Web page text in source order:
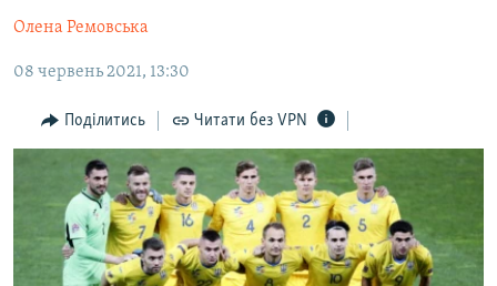
основної
Перейти
пошуку
БЛОГИ
ПОГЛЯД
ІНТЕРВ'Ю
ВСЕ ЗА ДЕНЬ
СПЕЦПРОЕКТИ
ДЕПОРТАЦІЯ
ВІДЕОУРОКИ «ELIFBE»
ЯК ОБІЙТИ БЛОКУВАННЯ
Олена Ремовська
08 червень 2021, 13:30
Поділитись Читати без VPN